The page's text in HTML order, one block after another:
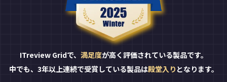
ITreview Gridで、 満足度が高く評価されている製品です。
中でも、3年以上連続で受賞している製品は殿堂入り となります。